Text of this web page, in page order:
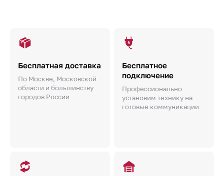
Бесплатная доставка
По Москве, Московской
области и большинству
городов России
Бесплатное
подключение
Профессионально
установим технику на
готовые коммуникации